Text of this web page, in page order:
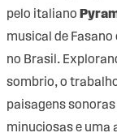
pelo italiano
musical de
no Brasil.
sombrio, o
paisagens
minuciosas e uma